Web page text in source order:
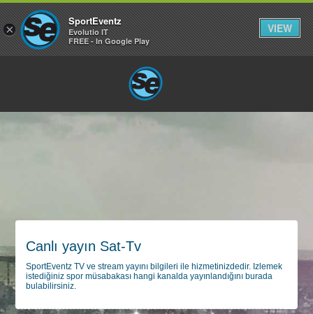
Canlı yayın Sat-Tv
SportEventz TV ve stream yayını bilgileri ile hizmetinizdedir. Izlemek
istediğiniz spor müsabakası hangi kanalda yayınlandığını burada
bulabilirsiniz.
×
SportEventz
Evolutio IT
FREE - In Google Play
VIEW